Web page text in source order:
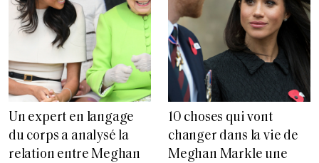
Un expert en langage
du corps a analysé la
relation entre Meghan
10 choses qui vont
changer dans la vie de
Meghan Markle une